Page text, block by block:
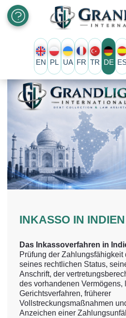
EN PL UA FR TR DE
INKASSO IN INDIEN
Das Inkassoverfahren in
Prüfung der Zahlungsfähigkeit
seines rechtlichen Status,
Anschrift, der
des vorhandenen Vermögens,
Gerichtsverfahren, früherer
Vollstreckungsmaßnahmen
Anzeichen einer